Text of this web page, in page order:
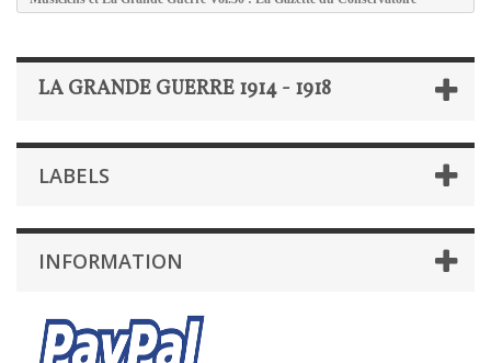
LA GRANDE GUERRE 1914 - 1918
LABELS
INFORMATION